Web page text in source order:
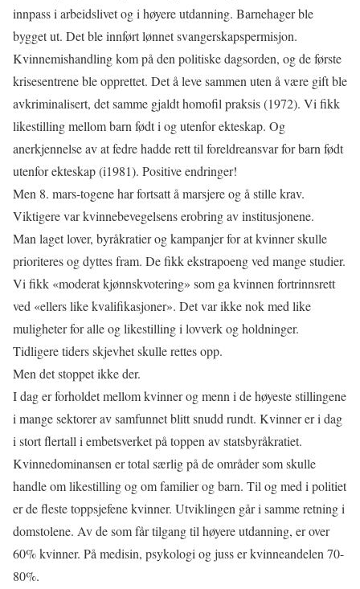
innpass i arbeidslivet og i høyere utdanning. Barnehager ble
bygget ut. Det ble innført lønnet svangerskapspermisjon.
Kvinnemishandling kom på den politiske dagsorden, og de første
krisesentrene ble opprettet. Det å leve sammen uten å være gift ble
avkriminalisert, det samme gjaldt homofil praksis (1972). Vi fikk
likestilling mellom barn født i og utenfor ekteskap. Og
anerkjennelse av at fedre hadde rett til foreldreansvar for barn født
utenfor ekteskap (i1981). Positive endringer!
Men 8. mars-togene har fortsatt å marsjere og å stille krav.
Viktigere var kvinnebevegelsens erobring av institusjonene.
Man laget lover, byråkratier og kampanjer for at kvinner skulle
prioriteres og dyttes fram. De fikk ekstrapoeng ved mange studier.
Vi fikk «moderat kjønnskvotering» som ga kvinnen fortrinnsrett
ved «ellers like kvalifikasjoner». Det var ikke nok med like
muligheter for alle og likestilling i lovverk og holdninger.
Tidligere tiders skjevhet skulle rettes opp.
Men det stoppet ikke der.
I dag er forholdet mellom kvinner og menn i de høyeste stillingene
i mange sektorer av samfunnet blitt snudd rundt. Kvinner er i dag
i stort flertall i embetsverket på toppen av statsbyråkratiet.
Kvinnedominansen er total særlig på de områder som skulle
handle om likestilling og om familier og barn. Til og med i politiet
er de fleste toppsjefene kvinner. Utviklingen går i samme retning i
domstolene. Av de som får tilgang til høyere utdanning, er over
60% kvinner. På medisin, psykologi og juss er kvinneandelen 70-
80%.